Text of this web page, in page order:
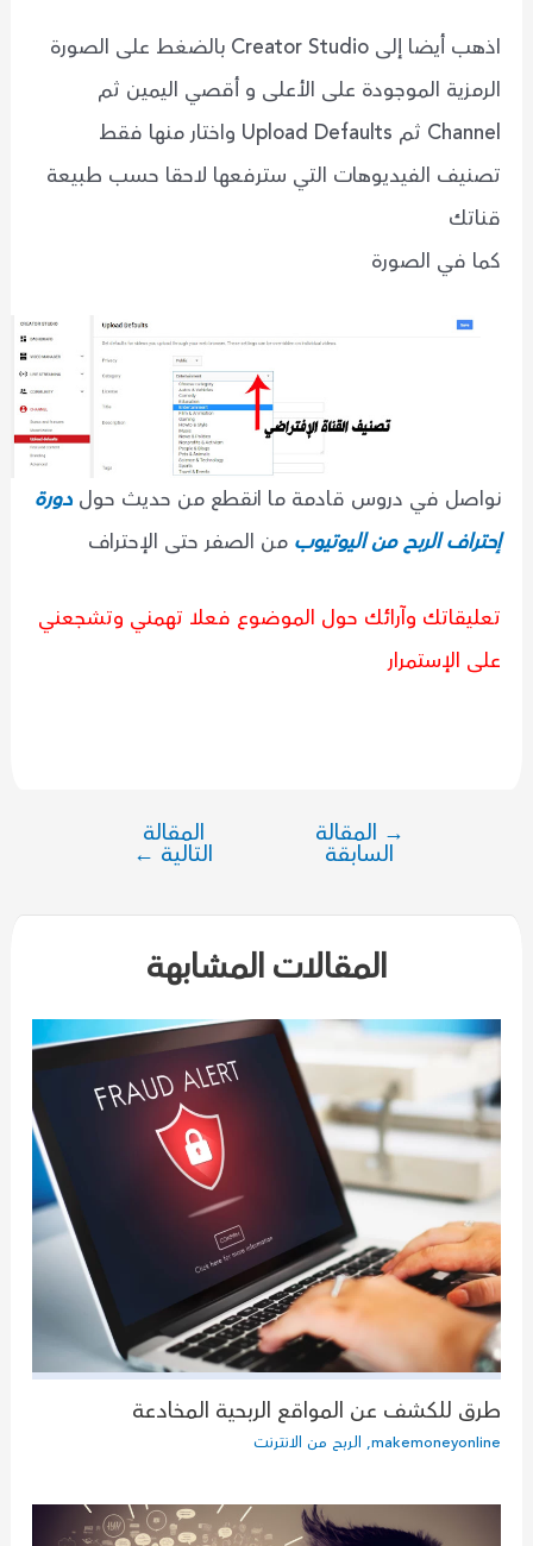
اذهب أيضا إلى Creator Studio بالضغط على الصورة
الرمزية الموجودة على الأعلى و أقصي اليمين ثم
Channel ثم Upload Defaults واختار منها فقط
تصنيف الفيديوهات التي سترفعها لاحقا حسب طبيعة
قناتك
كما في الصورة
نواصل في دروس قادمة ما انقطع من حديث حول دورة
إحتراف الربح من اليوتيوب من الصفر حتى الإحتراف
تعليقاتك وآرائك حول الموضوع فعلا تهمني وتشجعني
على الإستمرار
تصفّح→ المقالة
السابقة
المقالة
التالية ←
المقالات المشابهة
طرق للكشف عن المواقع الربحية المخادعة
makemoneyonline
, الربح من الانترنت